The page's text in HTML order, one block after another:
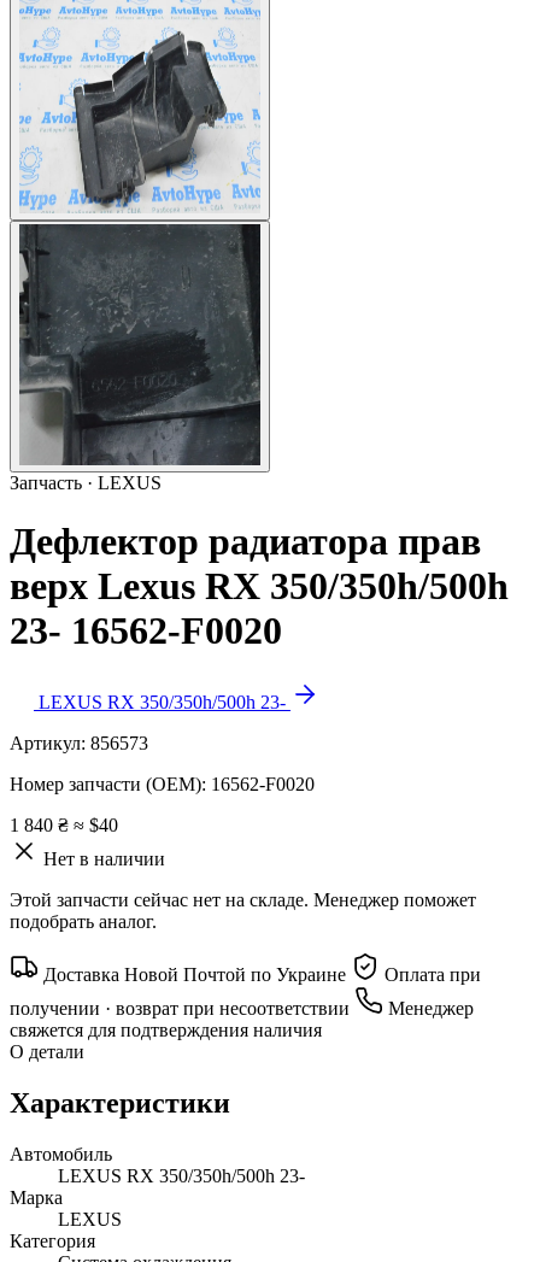
Запчасть · LEXUS
Дефлектор радиатора прав
верх Lexus RX 350/350h/500h
23- 16562-F0020
LEXUS RX 350/350h/500h 23-
Артикул: 856573
Номер запчасти (OEM): 16562-F0020
1 840 ₴ ≈ $40
Нет в наличии
Этой запчасти сейчас нет на складе. Менеджер поможет
подобрать аналог.
Доставка Новой Почтой по Украине
Оплата при
получении · возврат при несоответствии
Менеджер
свяжется для подтверждения наличия
О детали
Характеристики
Автомобиль
LEXUS RX 350/350h/500h 23-
Марка
LEXUS
Категория